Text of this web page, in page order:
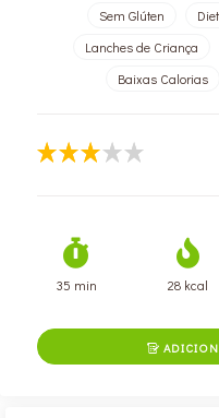
Sem Glúten
Lanches de Criança
Baixas Calorias
35 min 28 kcal
